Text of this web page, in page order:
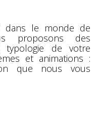
dans le monde de
proposons des
de votre
et animations :
que nous vous